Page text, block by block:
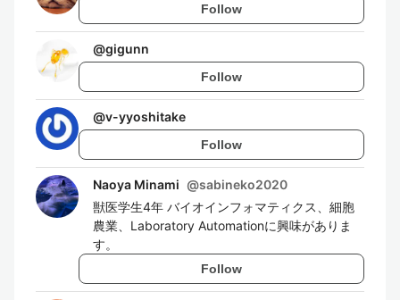
Follow
@gigunn
Follow
@v-yyoshitake
Follow
Naoya Minami @sabineko2020
獣医学生4年 バイオインフォマティクス、細胞
農業、Laboratory Automationに興味がありま
す。
Follow